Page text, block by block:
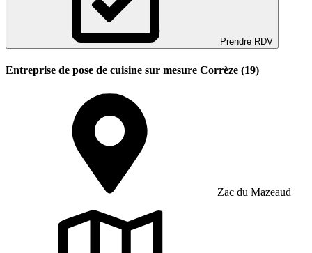
Prendre RDV
Entreprise de pose de cuisine sur mesure Corrèze (19)
Zac du Mazeaud